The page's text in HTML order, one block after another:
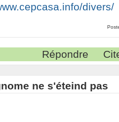
divers/
Répondre
ne s'éteind pas